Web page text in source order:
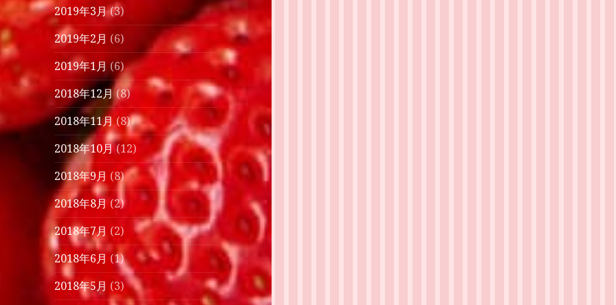
2019年3月(3)
2019年2月 (6)
2019年1月(6)
2018年12月 (8)
2018年11月(8)
2018年10月(12)
2018年9月 (8)
2018年8月 (2)
2018年7月 (2)
2018年6月 (1)
2018年5月 (3)